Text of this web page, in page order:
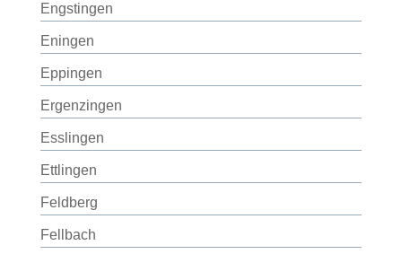
Engstingen
Eningen
Eppingen
Ergenzingen
Esslingen
Ettlingen
Feldberg
Fellbach